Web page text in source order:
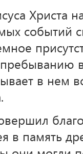
Христа
событий
в нем
в память